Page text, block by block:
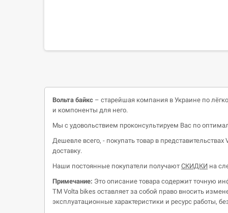
Вольта байкс – старейшая компания в Украине по
и компоненты для него.
Мы с удовольствием проконсультируем Вас по
Дешевле всего, - покупать товар в
доставку.
Наши постоянные покупатели получают СКИДКИ на
Примечание: Это описание товара содержит точную
ТМ Volta bikes оставляет за собой право вносить
эксплуатационные характеристики и ресурс работы,